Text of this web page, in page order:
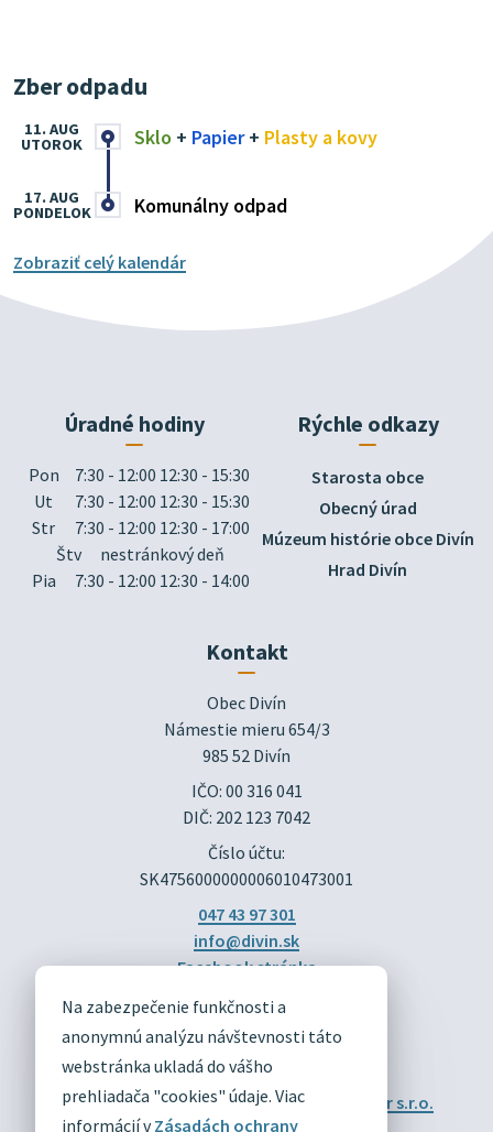
Na zabezpečenie funkčnosti a
anonymnú analýzu návštevnosti táto
webstránka ukladá do vášho
prehliadača "cookies" údaje. Viac
informácií vZásadách ochrany
Zber odpadu
Sklo + Papier+ Plasty a kovy
11. AUG
UTOROK
Komunálny odpad
17. AUG
PONDELOK
Zobraziť celý kalendár
DIVÍN
OFICIÁLNE STRÁNKY
Technický prevádzkovateľ:Alphabet partner s.r.o.
Správca obsahu:Obec Divín
Úradné hodiny
Pon
7:30 - 12:00 12:30 - 15:30
Ut
7:30 - 12:00 12:30 - 15:30
Str
7:30 - 12:00 12:30 - 17:00
Štv
nestránkový deň
Pia
7:30 - 12:00 12:30 - 14:00
Rýchle odkazy
Starosta obce
Obecný úrad
Múzeum histórie obce Divín
Hrad Divín
Kontakt
Obec Divín
Námestie mieru 654/3
985 52 Divín
IČO: 00 316 041
DIČ: 202 123 7042
Číslo účtu:
SK4756000000006010473001
047 43 97 301
info@divin.sk
Facebook stránka